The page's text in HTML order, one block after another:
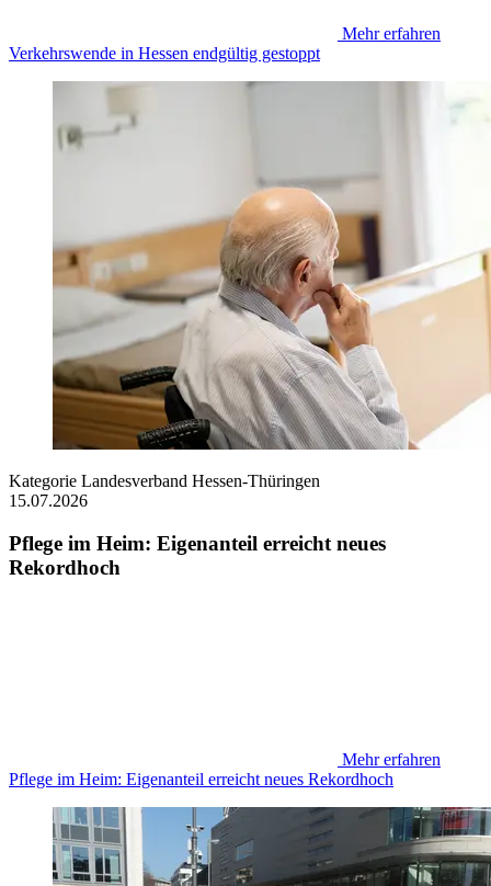
Mehr erfahren
Verkehrswende in Hessen endgültig gestoppt
Kategorie Landesverband Hessen-Thüringen
15.07.2026
Pflege im Heim: Eigenanteil erreicht neues
Rekordhoch
Mehr erfahren
Pflege im Heim: Eigenanteil erreicht neues Rekordhoch